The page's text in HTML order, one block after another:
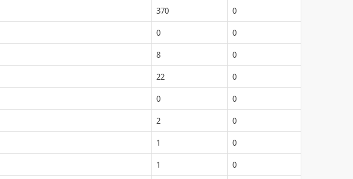
370 0
0 0
8 0
22 0
0 0
2 0
1 0
1 0